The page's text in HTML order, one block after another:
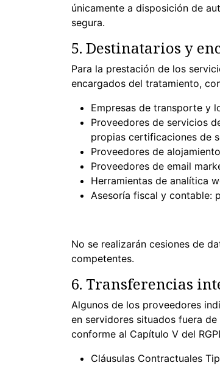
únicamente a disposición de
segura.
5. Destinatarios y
Para la prestación de los
encargados del tratamiento,
Empresas de transporte y
Proveedores de servicios
propias certificaciones de
Proveedores de
Proveedores de email
Herramientas de analítica
Asesoría fiscal y contable:
No se realizarán cesiones de
competentes.
6. Transferencias
Algunos de los proveedores
en servidores situados fuera
conforme al Capítulo V del
Cláusulas Contractuales